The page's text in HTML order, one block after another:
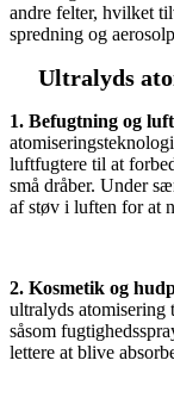
andre felter, hvilket
spredning og
Ultralyds
1. Befugtning og
luftfugtere til at
små dråber. Under
af støv i luften for at
2. Kosmetik og
ultralyds atomisering
såsom
lettere at blive